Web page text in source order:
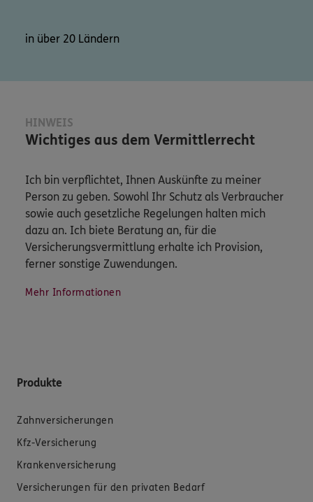
in über 20 Ländern
HINWEIS
Wichtiges aus dem Vermittlerrecht
Ich bin verpflichtet, Ihnen Auskünfte zu meiner
Person zu geben. Sowohl Ihr Schutz als Verbraucher
sowie auch gesetzliche Regelungen halten mich
dazu an. Ich biete Beratung an, für die
Versicherungsvermittlung erhalte ich Provision,
ferner sonstige Zuwendungen.
Mehr Informationen
Produkte
Zahnversicherungen
Kfz-Versicherung
Krankenversicherung
Versicherungen für den privaten Bedarf